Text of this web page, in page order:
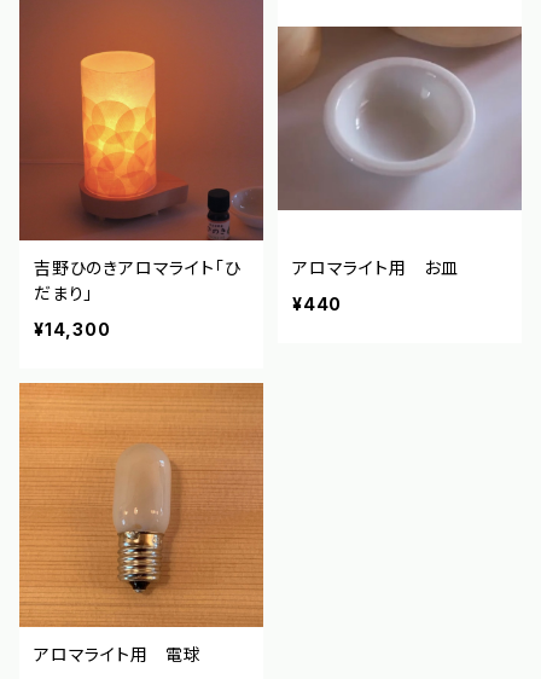
吉野ひのきアロマライト「ひ
だまり」
¥14,300
アロマライト用 お皿
¥440
アロマライト用 電球